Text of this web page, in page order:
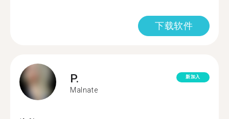
下载软件
P.
Malnate
新加入